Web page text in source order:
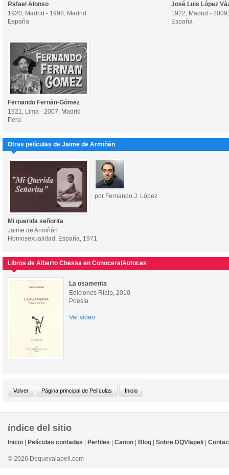
Rafael Alonso
1920, Madrid - 1998, Madrid
España
José Luis López
1922, Madrid -
España
Fernando Fernán-Gómez
1921, Lima - 2007, Madrid
Perú
Otras películas de Jaime de Armiñán
por Fernando J. López
Mi querida señorita
Jaime de Armiñán
Homosexualidad, España, 1971
Libros de Alberto Chessa en ConoceralAutor.es
La osamenta
Ediciones Rialp, 2010
Poesía
Ver vídeo
índice del sitio
Inicio Películas contadas Perfiles Canon Blog Sobre DQVlapeli
© 2026 Dequevalapeli.com